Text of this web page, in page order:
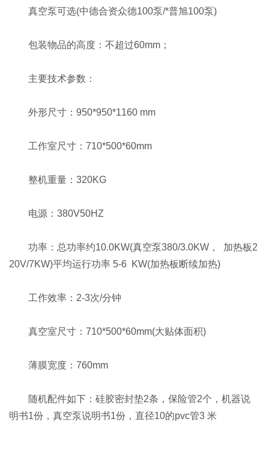
真空泵可选(中德合资众德100泵/*普旭100泵)
包装物品的高度：不超过60mm；
主要技术参数：
外形尺寸：950*950*1160 mm
工作室尺寸：710*500*60mm
整机重量：320KG
电源：380V50HZ
功率：总功率约10.0KW(真空泵380/3.0KW， 加热板2
20V/7KW)平均运行功率 5-6 KW(加热板断续加热)
工作效率：2-3次/分钟
真空室尺寸：710*500*60mm(大贴体面积)
薄膜宽度：760mm
随机配件如下：硅胶密封垫2条，保险管2个，机器说
明书1份，真空泵说明书1份，直径10的pvc管3 米